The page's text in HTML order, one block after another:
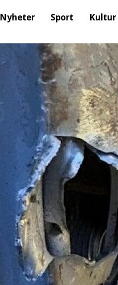
Nyheter Sport Kultur